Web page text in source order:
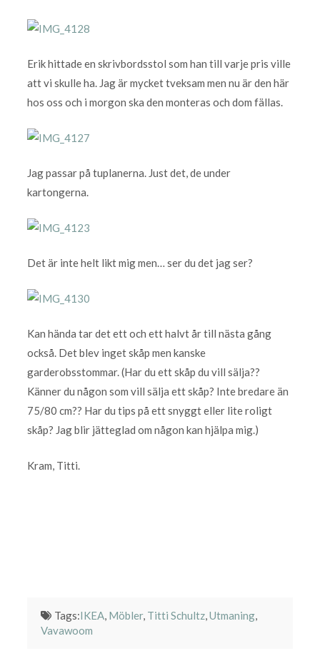
Erik hittade en skrivbordsstol som han till varje pris ville
att vi skulle ha. Jag är mycket tveksam men nu är den här
hos oss och i morgon ska den monteras och dom fällas.
Jag passar på tuplanerna. Just det, de under
kartongerna.
Det är inte helt likt mig men… ser du det jag ser?
Kan hända tar det ett och ett halvt år till nästa gång
också. Det blev inget skåp men kanske
garderobsstommar. (Har du ett skåp du vill sälja??
Känner du någon som vill sälja ett skåp? Inte bredare än
75/80 cm?? Har du tips på ett snyggt eller lite roligt
skåp? Jag blir jätteglad om någon kan hjälpa mig.)
Kram, Titti.
Tags:IKEA Möbler, Titti Schultz ,Utmaning
Vavawoom